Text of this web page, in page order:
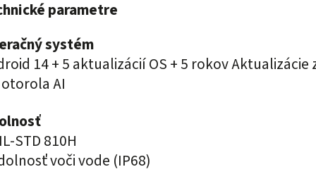
parametre
systém
14 + 5 aktualizácií OS + 5 rokov Aktualizácie
AI
STD 810H
voči vode (IP68)